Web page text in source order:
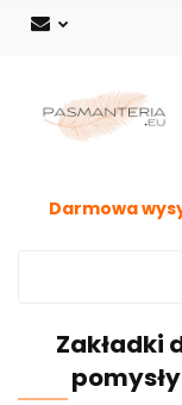
Darmowa
Zakładki